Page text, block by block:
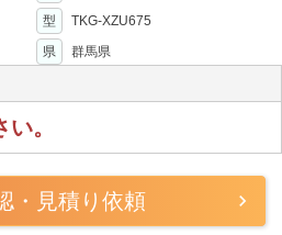
型
TKG-XZU675
県 群馬県
。
・見積り依頼